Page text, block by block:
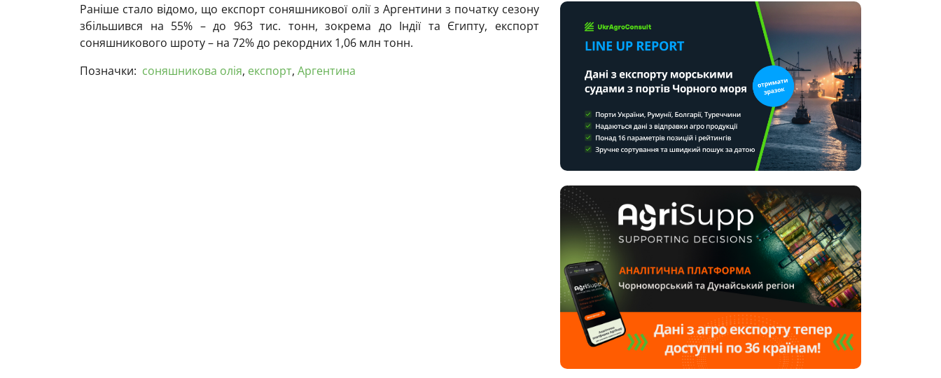
Раніше стало відомо, що експорт соняшникової олії з Аргентини з початку сезону
збільшився на 55% – до 963 тис. тонн, зокрема до Індії та Єгипту, експорт
соняшникового шроту – на 72% до рекордних 1,06 млн тонн.
Позначки: соняшникова олія, експорт, Аргентина